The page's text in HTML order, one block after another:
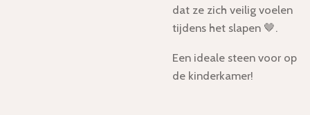
dat ze zich veilig voelen
tijdens het slapen 🤎.
Een ideale steen voor op
de kinderkamer!